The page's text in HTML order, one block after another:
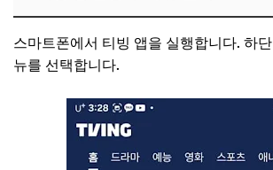
스마트폰에서 티빙 앱을 실행합니다. 하
뉴를 선택합니다.